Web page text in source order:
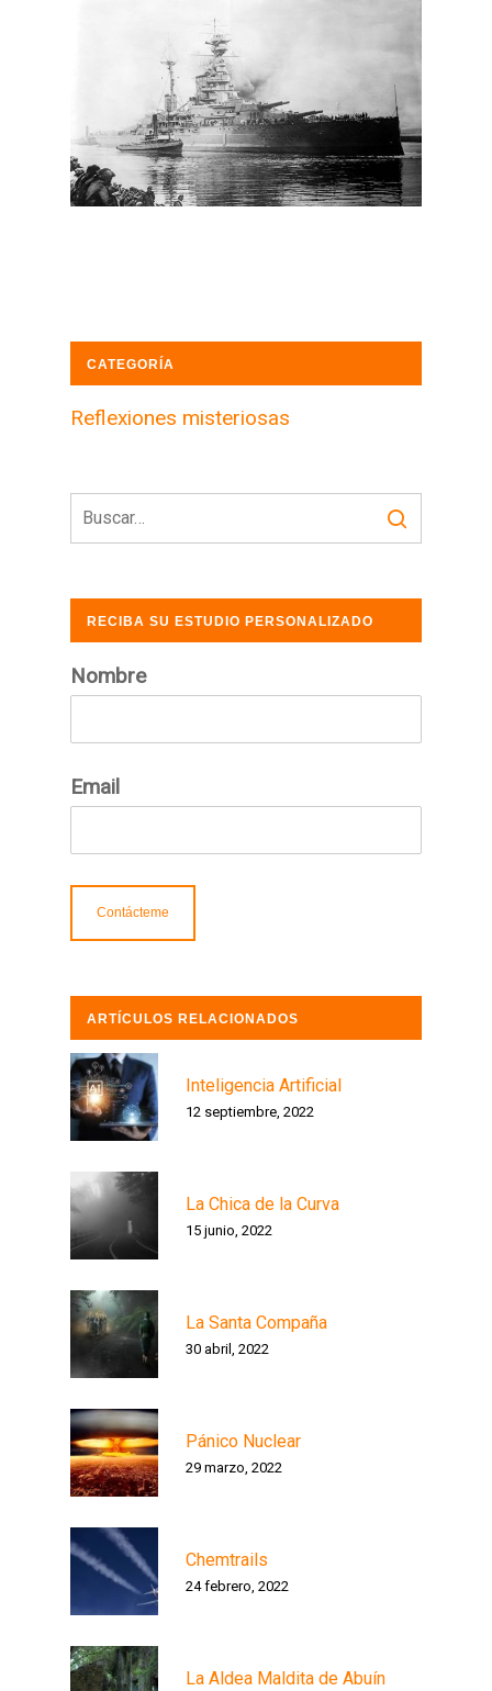
CATEGORÍA
Reflexiones misteriosas
RECIBA SU ESTUDIO PERSONALIZADO
Nombre
Email
ARTÍCULOS RELACIONADOS
Inteligencia Artificial
12 septiembre, 2022
La Chica de la Curva
15 junio, 2022
La Santa Compaña
30 abril, 2022
Pánico Nuclear
29 marzo, 2022
Chemtrails
24 febrero, 2022
La Aldea Maldita de Abuín